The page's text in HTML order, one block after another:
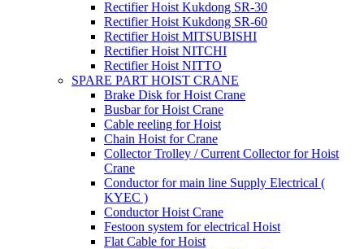
Rectifier Hoist Kukdong SR-30
Rectifier Hoist Kukdong SR-60
Rectifier Hoist MITSUBISHI
Rectifier Hoist NITCHI
Rectifier Hoist NITTO
SPARE PART HOIST CRANE
Brake Disk for Hoist Crane
Busbar for Hoist Crane
Cable reeling for Hoist
Chain Hoist for Crane
Collector Trolley / Current Collector for Hoist
Crane
Conductor for main line Supply Electrical (
KYEC )
Conductor Hoist Crane
Festoon system for electrical Hoist
Flat Cable for Hoist